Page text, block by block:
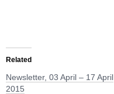
Related
Newsletter, 03 April – 17 April
2015